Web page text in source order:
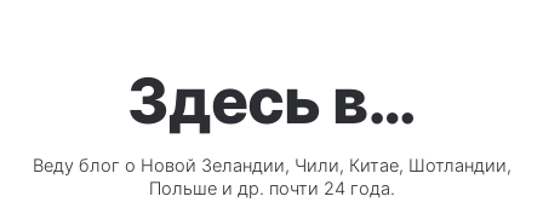
Здесь в…
Веду блог о Новой Зеландии, Чили, Китае, Шотландии,
Польше и др. почти 24 года.